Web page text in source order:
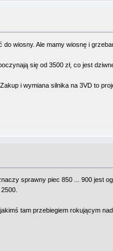
do wiosny. Ale mamy wiosnę i
się od 3500 zł, co jest
i wymiana silnika na 3VD to
sprawny piec 850 ... 900 jest
tam przebiegiem rokującym